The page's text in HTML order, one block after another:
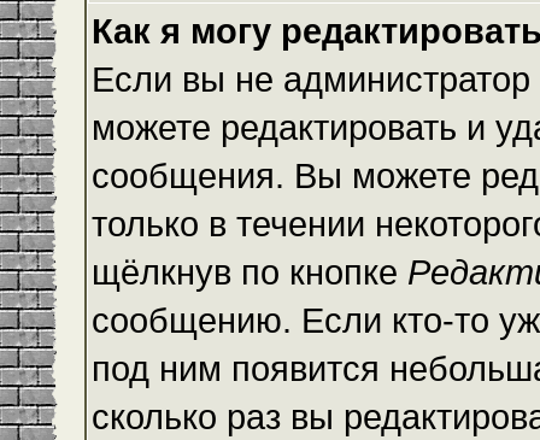
Как я могу
Если вы не
можете редактировать и
сообщения. Вы можете
только в течении
щёлкнув по кнопке
сообщению. Если кто-то
под ним появится
сколько раз вы